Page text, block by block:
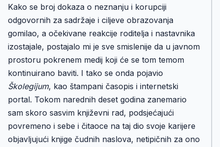
Kako se broj dokaza o neznanju i korupciji
odgovornih za sadržaje i ciljeve obrazovanja
gomilao, a očekivane reakcije roditelja i nastavnika
izostajale, postajalo mi je sve smislenije da u javnom
prostoru pokrenem medij koji će se tom temom
kontinuirano baviti. I tako se onda pojavio
Školegijum, kao štampani časopis i internetski
portal. Tokom narednih deset godina zanemario
sam skoro sasvim književni rad, podsjećajući
povremeno i sebe i čitaoce na taj dio svoje karijere
objavljujući knjige čudnih naslova, netipičnih za ono